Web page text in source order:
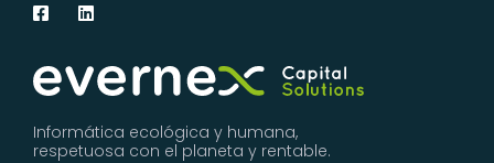
Informática ecológica y humana,
respetuosa con el planeta y rentable.